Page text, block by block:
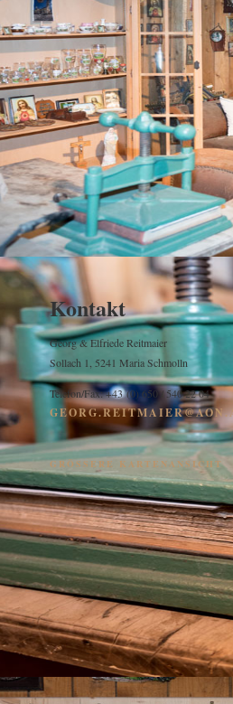
Kontakt
Georg & Elfriede Reitmaier
Sollach 1, 5241 Maria Schmolln
Telefon/Fax: +43 (0) 650 / 540 22 04
GRÖSSERE KARTENANSICHT